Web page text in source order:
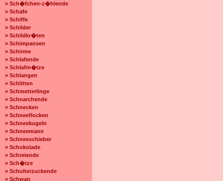
» Sch�fchen-z�hlende
» Schafe
» Schiffe
» Schilder
» Schildkr�ten
» Schimpansen
» Schirme
» Schlafende
» Schlafm�tze
» Schlangen
» Schlitten
» Schmetterlinge
» Schnarchende
» Schnecken
» Schneeflocken
» Schneekugeln
» Schneemann
» Schneeschieber
» Schokolade
» Schreiende
» Sch�tze
» Schulterzuckende
» Schwan